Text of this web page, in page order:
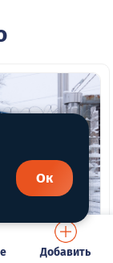
Добавить
Ок